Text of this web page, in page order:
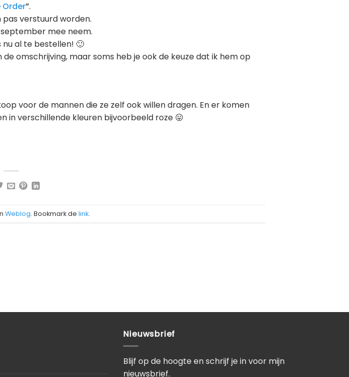
Order”.
verstuurd worden.
mee neem.
nu al te bestellen! 🙂
omschrijving, maar soms heb je ook de keuze dat ik hem op
voor de mannen die ze zelf ook willen dragen. En er komen
in verschillende kleuren bijvoorbeeld roze 😛
Weblog. Bookmark de link.
Nieuwsbrief
Blijf op de hoogte en schrijf je in voor mijn
nieuwsbrief.